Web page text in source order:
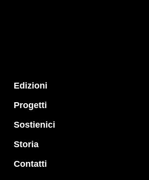
Edizioni
Progetti
Sostienici
Storia
Contatti